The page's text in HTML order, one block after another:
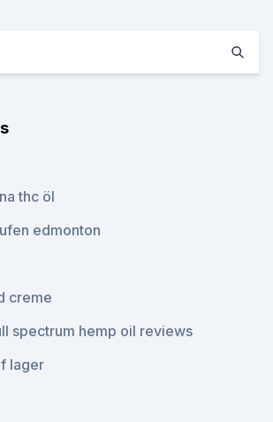
thc öl
edmonton
creme
spectrum hemp oil reviews
lager